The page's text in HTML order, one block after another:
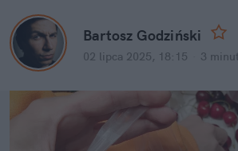
Bartosz Godziński
02 lipca 2025, 18:15 3